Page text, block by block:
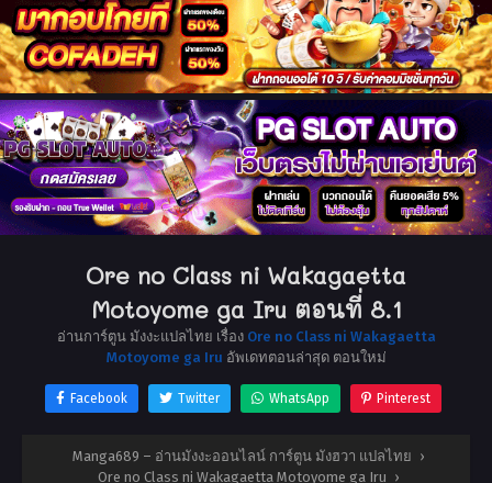
Ore no Class ni Wakagaetta
Motoyome ga Iru ตอนที่ 8.1
อ่านการ์ตูน มังงะแปลไทย เรื่อง Ore no Class ni Wakagaetta
Motoyome ga Iru อัพเดทตอนล่าสุด ตอนใหม่
Facebook Twitter WhatsApp Pinterest
Manga689 – อ่านมังงะออนไลน์ การ์ตูน มังฮวา แปลไทย ›
Ore no Class ni Wakagaetta Motoyome ga Iru ›